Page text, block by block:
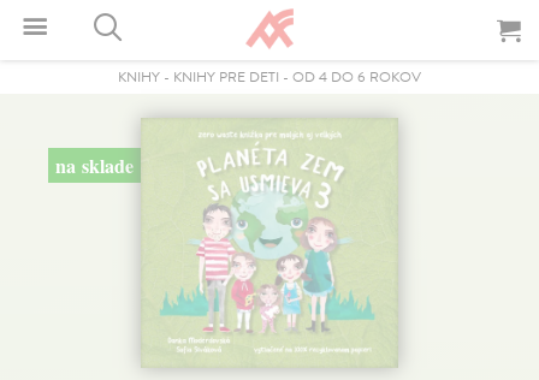
KNIHY - KNIHY PRE DETI - OD 4 DO 6 ROKOV
na sklade